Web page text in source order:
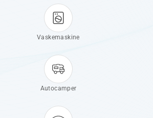
Vaskemaskine
Autocamper